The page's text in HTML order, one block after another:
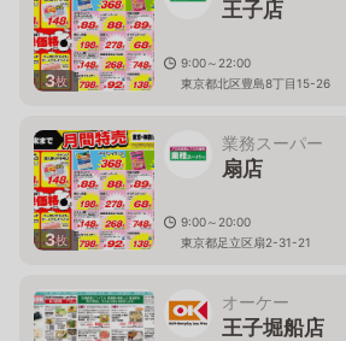
3枚
王子店
9:00～22:00
東京都北区豊島8丁目15-26
3枚
業務スーパー
扇店
9:00～20:00
東京都足立区扇2-31-21
オーケー
王子堀船店